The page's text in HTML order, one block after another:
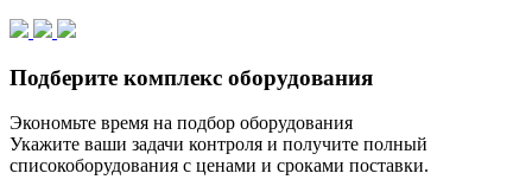
Подберите комплекс оборудования
Экономьте время на подбор оборудования
Укажите ваши задачи контроля и получите полный
списокоборудования с ценами и сроками поставки.